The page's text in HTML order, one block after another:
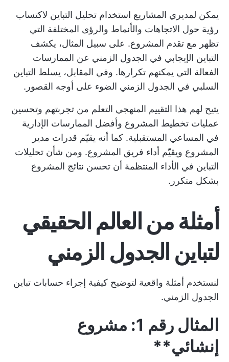
يمكن لمديري المشاريع استخدام تحليل التباين لاكتساب
رؤية حول الاتجاهات والأنماط والرؤى المختلفة التي
تظهر مع تقدم المشروع. على سبيل المثال، يكشف
التباين الإيجابي في الجدول الزمني عن الممارسات
الفعالة التي يمكنهم تكرارها. وفي المقابل، يسلط التباين
السلبي في الجدول الزمني الضوء على أوجه القصور.
يتيح لهم هذا التقييم المنهجي التعلم من تجربتهم وتحسين
عمليات تخطيط المشروع وأفضل الممارسات الإدارية
في المساعي المستقبلية. كما أنه يقيّم قدرات مدير
المشروع ويقيّم أداء فريق المشروع. ومن شأن تحليلات
التباين في الأداء المنتظمة أن تحسن نتائج المشروع
بشكل متكرر.
أمثلة من العالم الحقيقي
لتباين الجدول الزمني
لنستخدم أمثلة واقعية لتوضيح كيفية إجراء حسابات تباين
الجدول الزمني.
المثال رقم 1: مشروع
إنشائي**